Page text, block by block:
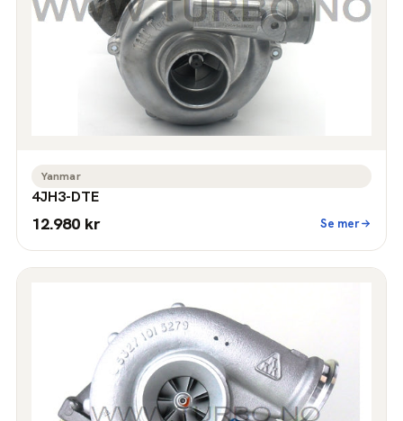
Yanmar
4JH3-DTE
12.980 kr Se mer